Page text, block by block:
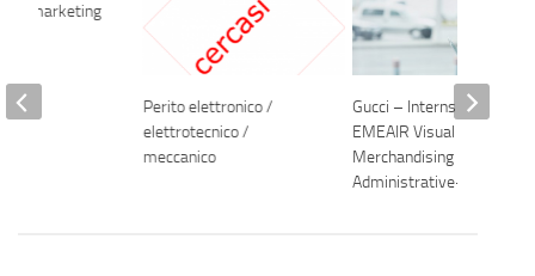
Perito elettronico /
elettrotecnico /
meccanico
Gucci – Internship
EMEAIR Visual
Merchandising
Administrative-Florence
marketing